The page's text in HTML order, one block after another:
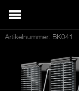
Artikelnummer: BK041